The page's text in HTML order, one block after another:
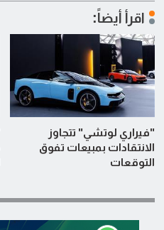
اقرأ أيضاً:
"فيراري لوتشي" تتجاوز
الانتقادات بمبيعات تفوق
التوقعات